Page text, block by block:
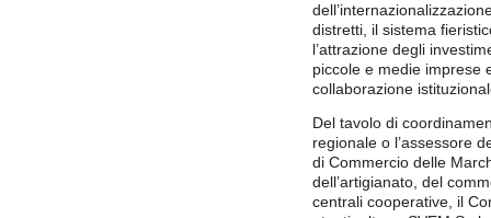
distretti, il sistema
l’attrazione degli
piccole e medie imprese
collaborazione
Del tavolo di
regionale o l’assessore
di Commercio delle
dell’artigianato, del
centrali cooperative, il